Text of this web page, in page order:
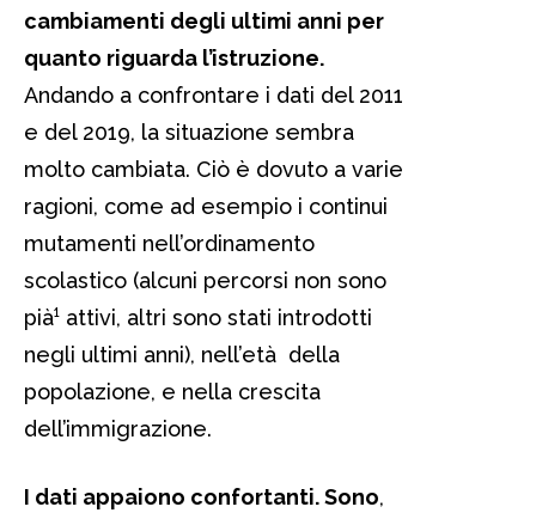
cambiamenti degli ultimi anni per
quanto riguarda l’istruzione.
Andando a confrontare i dati del 2011
e del 2019, la situazione sembra
molto cambiata. Ciò è dovuto a varie
ragioni, come ad esempio i continui
mutamenti nell’ordinamento
scolastico (alcuni percorsi non sono
pià¹ attivi, altri sono stati introdotti
negli ultimi anni), nell’età della
popolazione, e nella crescita
dell’immigrazione.
I dati appaiono confortanti. Sono,